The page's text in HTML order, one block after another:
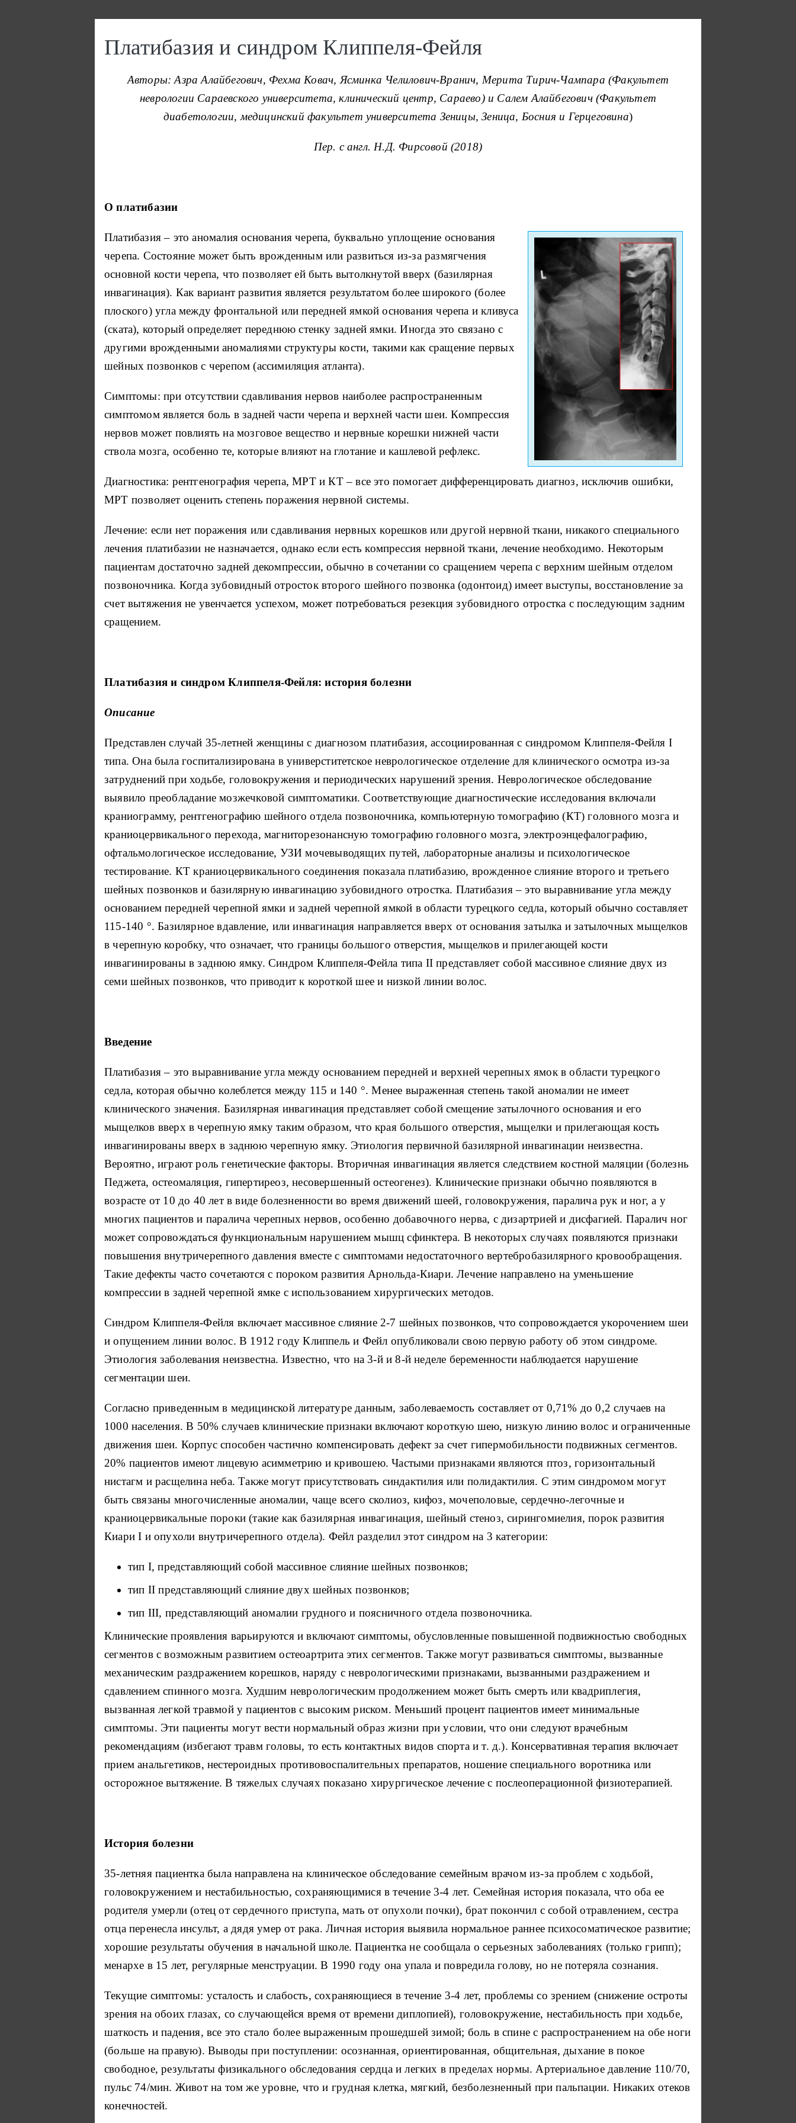
Платибазия и синдром Клиппеля-Фейля
Авторы: Азра Алайбегович, Фехма Ковач, Ясминка Челилович-Вранич, Мерита Тирич-Чампара (Факультет
неврологии Сараевского университета, клинический центр, Сараево) и Салем Алайбегович (Факультет
диабетологии, медицинский факультет университета Зеницы, Зеница, Босния и Герцеговина)
Пер. с англ. Н.Д. Фирсовой (2018)
О платибазии
Платибазия – это аномалия основания черепа, буквально уплощение основания
черепа. Состояние может быть врожденным или развиться из-за размягчения
основной кости черепа, что позволяет ей быть вытолкнутой вверх (базилярная
инвагинация). Как вариант развития является результатом более широкого (более
плоского) угла между фронтальной или передней ямкой основания черепа и кливуса
(ската), который определяет переднюю стенку задней ямки. Иногда это связано с
другими врожденными аномалиями структуры кости, такими как сращение первых
шейных позвонков с черепом (ассимиляция атланта).
Симптомы: при отсутствии сдавливания нервов наиболее распространенным
симптомом является боль в задней части черепа и верхней части шеи. Компрессия
нервов может повлиять на мозговое вещество и нервные корешки нижней части
ствола мозга, особенно те, которые влияют на глотание и кашлевой рефлекс.
Диагностика: рентгенография черепа, МРТ и КТ – все это помогает дифференцировать диагноз, исключив ошибки,
МРТ позволяет оценить степень поражения нервной системы.
Лечение: если нет поражения или сдавливания нервных корешков или другой нервной ткани, никакого специального
лечения платибазии не назначается, однако если есть компрессия нервной ткани, лечение необходимо. Некоторым
пациентам достаточно задней декомпрессии, обычно в сочетании со сращением черепа с верхним шейным отделом
позвоночника. Когда зубовидный отросток второго шейного позвонка (одонтоид) имеет выступы, восстановление за
счет вытяжения не увенчается успехом, может потребоваться резекция зубовидного отростка с последующим задним
сращением.
Платибазия и синдром Клиппеля-Фейля: история болезни
Описание
Представлен случай 35-летней женщины с диагнозом платибазия, ассоциированная с синдромом Клиппеля-Фейля I
типа. Она была госпитализирована в универститетское неврологическое отделение для клинического осмотра из-за
затруднений при ходьбе, головокружения и периодических нарушений зрения. Неврологическое обследование
выявило преобладание мозжечковой симптоматики. Соответствующие диагностические исследования включали
краниограмму, рентгенографию шейного отдела позвоночника, компьютерную томографию (КТ) головного мозга и
краниоцервикального перехода, магниторезонансную томографию головного мозга, электроэнцефалографию,
офтальмологическое исследование, УЗИ мочевыводящих путей, лабораторные анализы и психологическое
тестирование. КТ краниоцервикального соединения показала платибазию, врожденное слияние второго и третьего
шейных позвонков и базилярную инвагинацию зубовидного отростка. Платибазия – это выравнивание угла между
основанием передней черепной ямки и задней черепной ямкой в ​​области турецкого седла, который обычно составляет
115-140 °. Базилярное вдавление, или инвагинация направляется вверх от основания затылка и затылочных мыщелков
в черепную коробку, что означает, что границы большого отверстия, мыщелков и прилегающей кости
инвагинированы в заднюю ямку. Синдром Клиппеля-Фейла типа II представляет собой массивное слияние двух из
семи шейных позвонков, что приводит к короткой шее и низкой линии волос.
Введение
Платибазия – это выравнивание угла между основанием передней и верхней черепных ямок в области турецкого
седла, которая обычно колеблется между 115 и 140 °. Менее выраженная степень такой аномалии не имеет
клинического значения. Базилярная инвагинация представляет собой смещение затылочного основания и его
мыщелков вверх в черепную ямку таким образом, что края большого отверстия, мыщелки и прилегающая кость
инвагинированы вверх в заднюю черепную ямку. Этиология первичной базилярной инвагинации неизвестна.
Вероятно, играют роль генетические факторы. Вторичная инвагинация является следствием костной маляции (болезнь
Педжета, остеомаляция, гипертиреоз, несовершенный остеогенез). Клинические признаки обычно появляются в
возрасте от 10 до 40 лет в виде болезненности во время движений шеей, головокружения, паралича рук и ног, а у
многих пациентов и паралича черепных нервов, особенно добавочного нерва, с дизартрией и дисфагией. Паралич ног
может сопровождаться функциональным нарушением мышц сфинктера. В некоторых случаях появляются признаки
повышения внутричерепного давления вместе с симптомами недостаточного вертебробазилярного кровообращения.
Такие дефекты часто сочетаются с пороком развития Арнольда-Киари. Лечение направлено на уменьшение
компрессии в задней черепной ямке с использованием хирургических методов.
Синдром Клиппеля-Фейля включает массивное слияние 2-7 шейных позвонков, что сопровождается укорочением шеи
и опущением линии волос. В 1912 году Клиппель и Фейл опубликовали свою первую работу об этом синдроме.
Этиология заболевания неизвестна. Известно, что на 3-й и 8-й неделе беременности наблюдается нарушение
сегментации шеи.
Согласно приведенным в медицинской литературе данным, заболеваемость составляет от 0,71% до 0,2 случаев на
1000 населения. В 50% случаев клинические признаки включают короткую шею, низкую линию волос и ограниченные
движения шеи. Корпус способен частично компенсировать дефект за счет гипермобильности подвижных сегментов.
20% пациентов имеют лицевую асимметрию и кривошею. Частыми признаками являются птоз, горизонтальный
нистагм и расщелина неба. Также могут присутствовать синдактилия или полидактилия. С этим синдромом могут
быть связаны многочисленные аномалии, чаще всего сколиоз, кифоз, мочеполовые, сердечно-легочные и
краниоцервикальные пороки (такие как базилярная инвагинация, шейный стеноз, сирингомиелия, порок развития
Киари I и опухоли внутричерепного отдела). Фейл разделил этот синдром на 3 категории:
тип I, представляющий собой массивное слияние шейных позвонков;
тип II представляющий слияние двух шейных позвонков;
тип III, представляющий аномалии грудного и поясничного отдела позвоночника.
Клинические проявления варьируются и включают симптомы, обусловленные повышенной подвижностью свободных
сегментов с возможным развитием остеоартрита этих сегментов. Также могут развиваться симптомы, вызванные
механическим раздражением корешков, наряду с неврологическими признаками, вызванными раздражением и
сдавлением спинного мозга. Худшим неврологическим продолжением может быть смерть или квадриплегия,
вызванная легкой травмой у пациентов с высоким риском. Меньший процент пациентов имеет минимальные
симптомы. Эти пациенты могут вести нормальный образ жизни при условии, что они следуют врачебным
рекомендациям (избегают травм головы, то есть контактных видов спорта и т. д.). Консервативная терапия включает
прием анальгетиков, нестероидных противовоспалительных препаратов, ношение специального воротника или
осторожное вытяжение. В тяжелых случаях показано хирургическое лечение с послеоперационной физиотерапией.
История болезни
35-летняя пациентка была направлена на клиническое обследование семейным врачом из-за проблем с ходьбой,
головокружением и нестабильностью, сохраняющимися в течение 3-4 лет. Семейная история показала, что оба ее
родителя умерли (отец от сердечного приступа, мать от опухоли почки), брат покончил с собой отравлением, сестра
отца перенесла инсульт, а дядя умер от рака. Личная история выявила нормальное раннее психосоматическое развитие;
хорошие результаты обучения в начальной школе. Пациентка не сообщала о серьезных заболеваниях (только грипп);
менархе в 15 лет, регулярные менструации. В 1990 году она упала и повредила голову, но не потеряла сознания.
Текущие симптомы: усталость и слабость, сохраняющиеся в течение 3-4 лет, проблемы со зрением (снижение остроты
зрения на обоих глазах, со случающейся время от времени диплопией), головокружение, нестабильность при ходьбе,
шаткость и падения, все это стало более выраженным прошедшей зимой; боль в спине с распространением на обе ноги
(больше на правую). Выводы при поступлении: осознанная, ориентированная, общительная, дыхание в покое
свободное, результаты физикального обследования сердца и легких в пределах нормы. Артериальное давление 110/70,
пульс 74/мин. Живот на том же уровне, что и грудная клетка, мягкий, безболезненный при пальпации. Никаких отеков
конечностей.